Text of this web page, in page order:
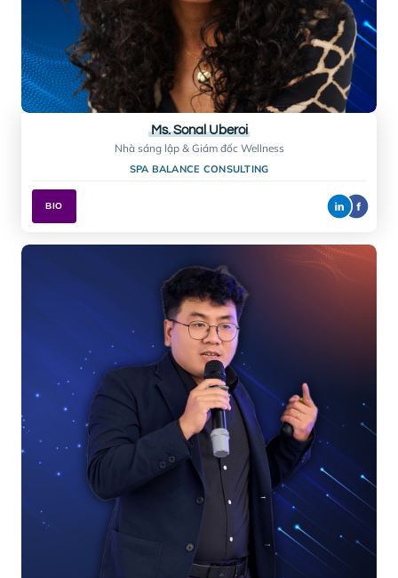
Ms. Natalya Wissink
Đồng sáng lập & Giám đốc Điều hành
SECRET EXPERIENCES
BIO